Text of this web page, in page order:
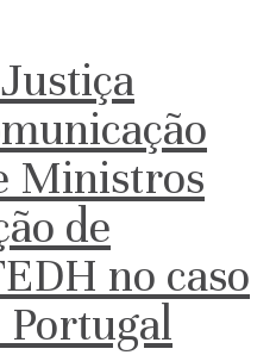
Ministros
de
no caso
Portugal